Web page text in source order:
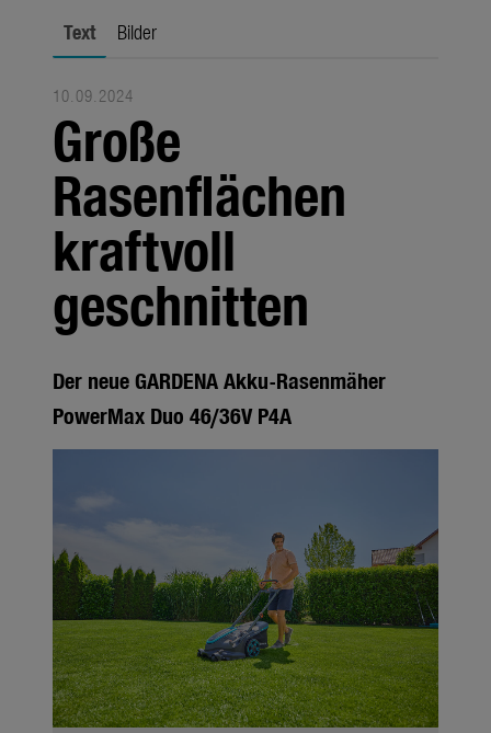
Themen
Über uns
Über Gardena
Pressekontakt
Text Bilder
10.09.2024
Große
Rasenflächen
kraftvoll
geschnitten
Der neue GARDENA Akku-Rasenmäher
PowerMax Duo 46/36V P4A